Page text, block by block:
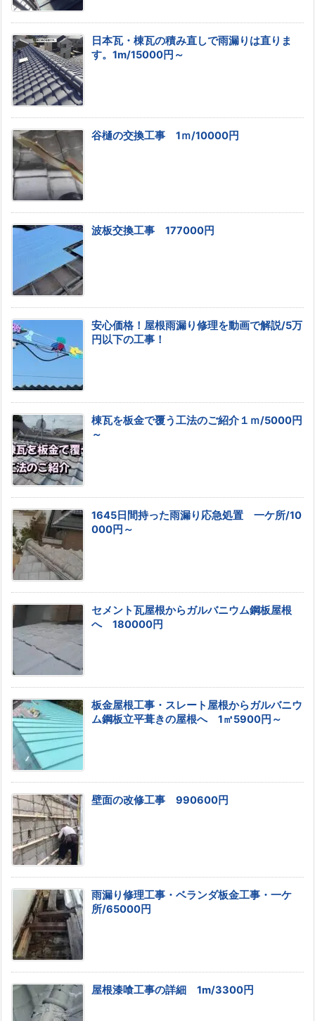
日本瓦・棟瓦の積み直しで雨漏りは直りま
す。1m/15000円～
谷樋の交換工事 1ｍ/10000円
波板交換工事 177000円
安心価格！屋根雨漏り修理を動画で解説/5万
円以下の工事！
棟瓦を板金で覆う工法のご紹介１ｍ/5000円
～
1645日間持った雨漏り応急処置 一ケ所/10
000円～
セメント瓦屋根からガルバニウム鋼板屋根
へ 180000円
板金屋根工事・スレート屋根からガルバニウ
ム鋼板立平葺きの屋根へ 1㎡5900円～
壁面の改修工事 990600円
雨漏り修理工事・ベランダ板金工事・一ケ
所/65000円
屋根漆喰工事の詳細 1m/3300円